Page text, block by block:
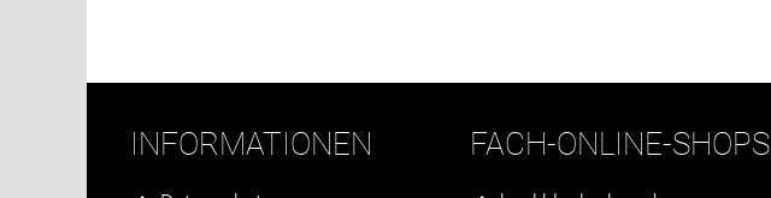
INFORMATIONEN FACH-ONLINE-SHOPS